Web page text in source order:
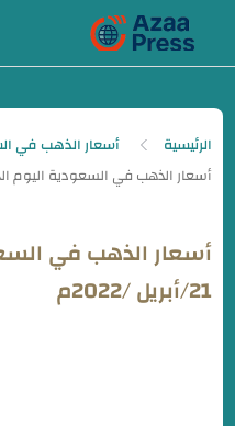
الرئيسية أسعار الذهب في
أسعار الذهب في
21/أبريل /2022م